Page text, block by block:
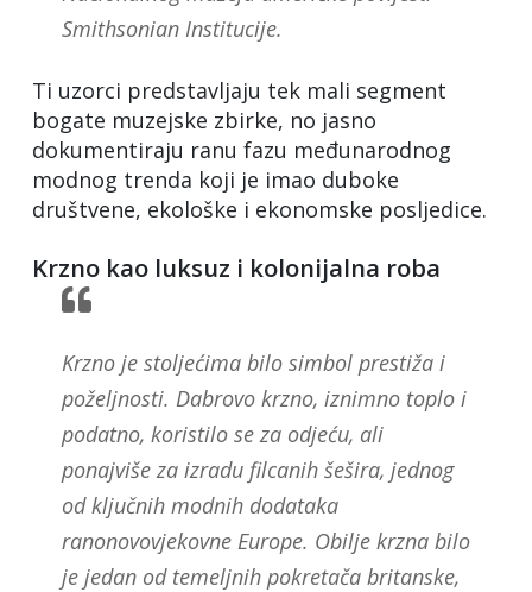
Smithsonian Institucije.
Ti uzorci predstavljaju tek mali segment
bogate muzejske zbirke, no jasno
dokumentiraju ranu fazu međunarodnog
modnog trenda koji je imao duboke
društvene, ekološke i ekonomske posljedice.
Krzno kao luksuz i kolonijalna roba
Krzno je stoljećima bilo simbol prestiža i
poželjnosti. Dabrovo krzno, iznimno toplo i
podatno, koristilo se za odjeću, ali
ponajviše za izradu filcanih šešira, jednog
od ključnih modnih dodataka
ranonovovjekovne Europe. Obilje krzna bilo
je jedan od temeljnih pokretača britanske,